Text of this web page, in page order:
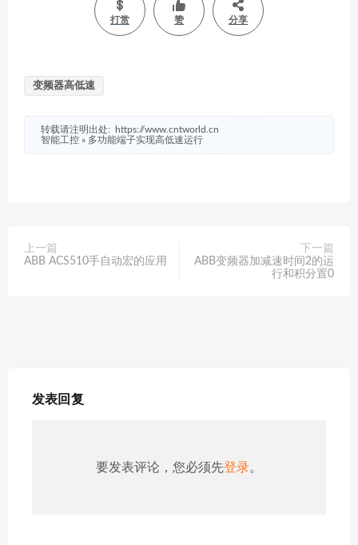
打赏 赞 分享
变频器高低速
转载请注明出处:
https://www.cntworld.cn
智能工控 » 多功能端子实现高低速运行
上一篇
ABB ACS510手自动宏的应用
下一篇
ABB变频器加减速时间2的运
行和积分置0
发表回复
要发表评论，您必须先登录。